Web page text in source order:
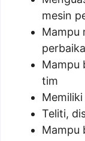
mesin
Mampu
Mampu
tim
Teliti,
Mampu